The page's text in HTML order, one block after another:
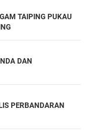
TAIPING PUKAU
DAN
PERBANDARAN